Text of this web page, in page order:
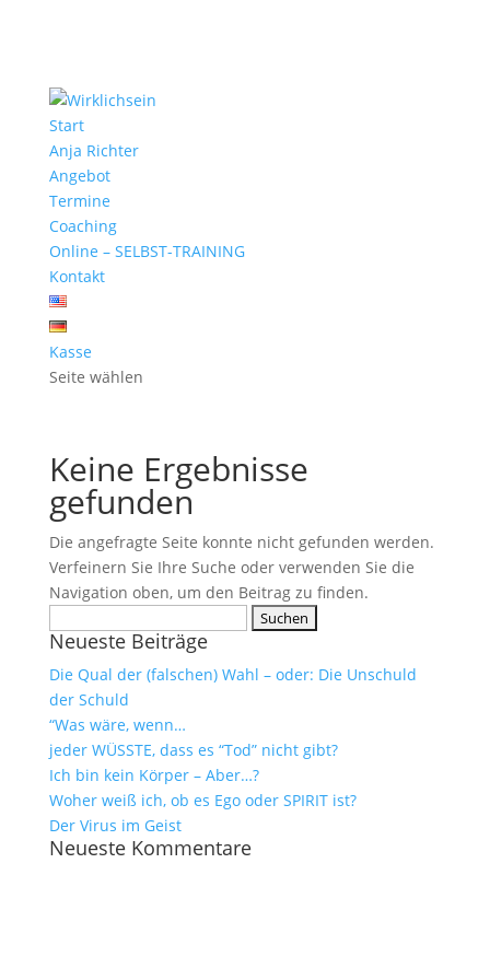
Start
Anja Richter
Angebot
Termine
Coaching
Online – SELBST-TRAINING
Kontakt
Kasse
Seite wählen
Keine Ergebnisse
gefunden
Die angefragte Seite konnte nicht gefunden werden.
Verfeinern Sie Ihre Suche oder verwenden Sie die
Navigation oben, um den Beitrag zu finden.
nach:
Neueste Beiträge
Die Qual der (falschen) Wahl – oder: Die Unschuld
der Schuld
“Was wäre, wenn…
jeder WÜSSTE, dass es “Tod” nicht gibt?
Ich bin kein Körper – Aber…?
Woher weiß ich, ob es Ego oder SPIRIT ist?
Der Virus im Geist
Neueste Kommentare